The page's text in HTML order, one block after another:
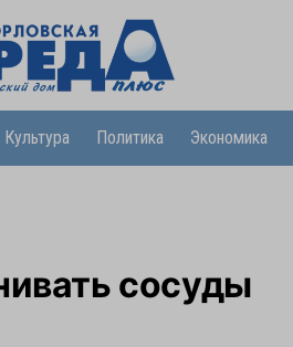
Культура Политика Экономика
сосуды